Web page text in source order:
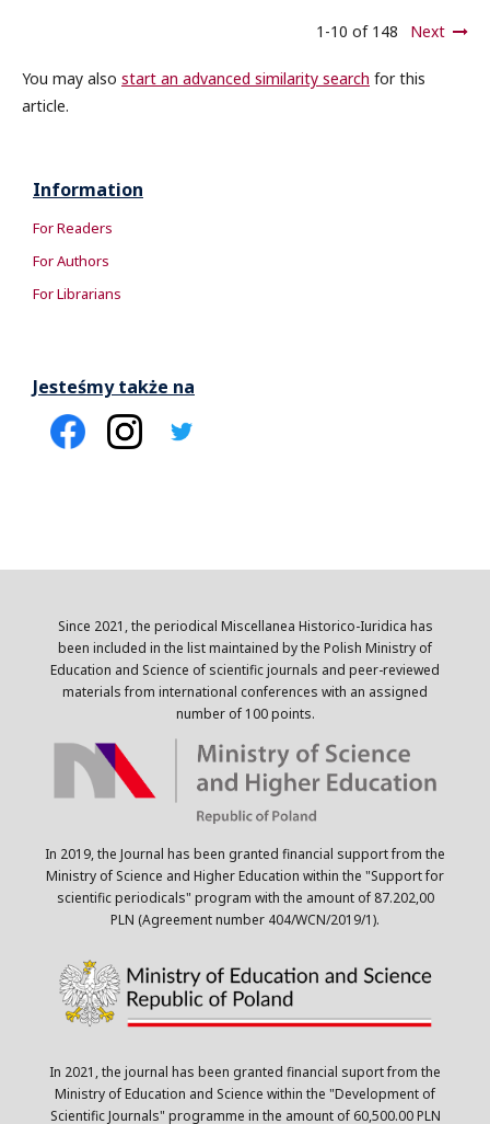
1-10 of 148 Next
You may also start an advanced similarity search for this
article.
Information
For Readers
For Authors
For Librarians
Jesteśmy także na
Since 2021, the periodical Miscellanea Historico-Iuridica has
been included in the list maintained by the Polish Ministry of
Education and Science of scientific journals and peer-reviewed
materials from international conferences with an assigned
number of 100 points.
In 2019, the Journal has been granted financial support from the
Ministry of Science and Higher Education within the "Support for
scientific periodicals" program with the amount of 87.202,00
PLN (Agreement number 404/WCN/2019/1).
In 2021, the journal has been granted financial suport from the
Ministry of Education and Science within the "Development of
Scientific Journals" programme in the amount of 60,500.00 PLN